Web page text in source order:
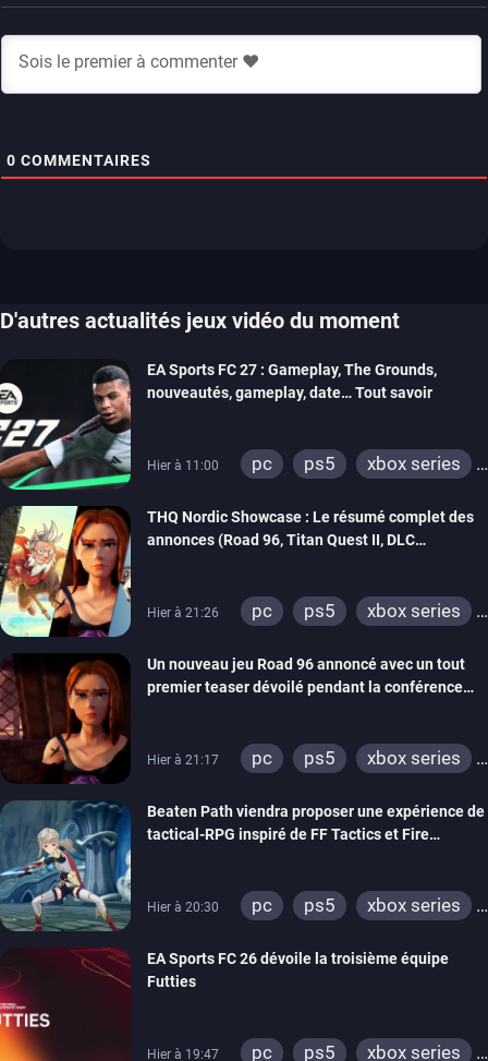
0 COMMENTAIRES
D'autres actualités jeux vidéo du moment
EA Sports FC 27 : Gameplay, The Grounds,
nouveautés, gameplay, date… Tout savoir
Hier à 11:00 pc ps5
xbox series
THQ Nordic Showcase : Le résumé complet des
annonces (Road 96, Titan Quest II, DLC
Hier à 21:26 pc ps5
xbox series
xbox one
switch 2
Un nouveau jeu Road 96 annoncé avec un tout
premier teaser dévoilé pendant la conférence
Hier à 21:17 pc ps5
xbox series
xbox one
Beaten Path viendra proposer une expérience de
tactical-RPG inspiré de FF Tactics et Fire
Hier à 20:30 pc ps5
xbox series
EA Sports FC 26 dévoile la troisième équipe
Futties
Hier à 19:47 pc ps5
xbox series